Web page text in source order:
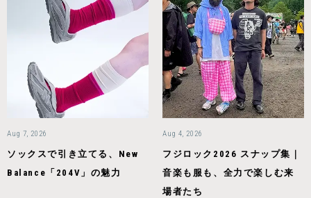
Aug 7, 2026
ソックスで引き立てる、New
Balance「204V」の魅力
Aug 4, 2026
フジロック2026 スナップ集｜
音楽も服も、全力で楽しむ来
場者たち